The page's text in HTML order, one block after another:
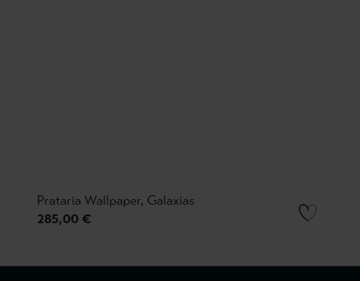
Prataria Wallpaper, Galaxias
285,00 €